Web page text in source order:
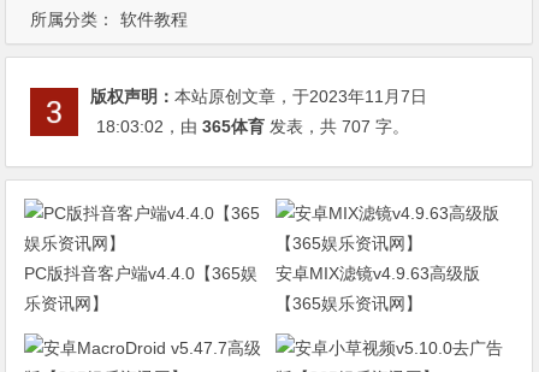
所属分类： 软件教程
版权声明：本站原创文章，于2023年11月7日
18:03:02 ，由365体育 发表，共 707 字。
PC版抖音客户端v4.4.0【365娱
乐资讯网】
安卓MIX滤镜v4.9.63高级版
【365娱乐资讯网】